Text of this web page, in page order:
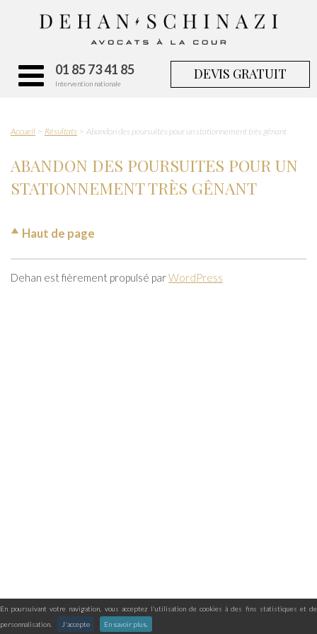
En poursuivant votre navigation, vous acceptez l'utilisation de cookies à des fins statistiques et de
personnalisation.
J'accepte En savoir plus.
01 85 73 41 85
Intervention nationale
DEVIS GRATUIT
Accueil Résultats Abandon des poursuites pour un stationnement très gênant
ABANDON DES POURSUITES POUR UN
STATIONNEMENT TRÈS GÊNANT
Haut de page
Dehan est fièrement propulsé parWordPress